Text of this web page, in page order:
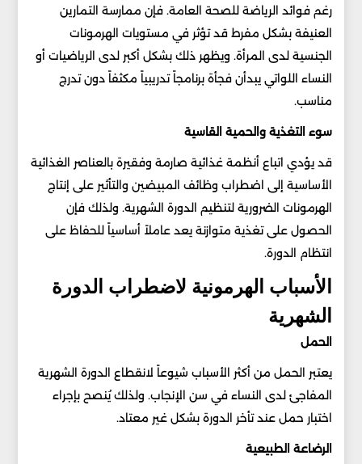
رغم فوائد الرياضة للصحة العامة. فإن ممارسة التمارين
العنيفة بشكل مفرط قد تؤثر في مستويات الهرمونات
الجنسية لدى المرأة. ويظهر ذلك بشكل أكبر لدى الرياضيات أو
النساء اللواتي يبدأن فجأة برنامجاً تدريبياً مكثفاً دون تدرج
مناسب.
سوء التغذية والحمية القاسية
قد يؤدي اتباع أنظمة غذائية صارمة وفقيرة بالعناصر الغذائية
الأساسية إلى اضطراب وظائف المبيضين والتأثير على إنتاج
الهرمونات الضرورية لتنظيم الدورة الشهرية. ولذلك فإن
الحصول على تغذية متوازنة يعد عاملاً أساسياً للحفاظ على
انتظام الدورة.
الأسباب الهرمونية لاضطراب الدورة
الشهرية
الحمل
يعتبر الحمل من أكثر الأسباب شيوعاً لانقطاع الدورة الشهرية
المفاجئ لدى النساء في سن الإنجاب. ولذلك يُنصح بإجراء
اختبار حمل عند تأخر الدورة بشكل غير معتاد.
الرضاعة الطبيعية